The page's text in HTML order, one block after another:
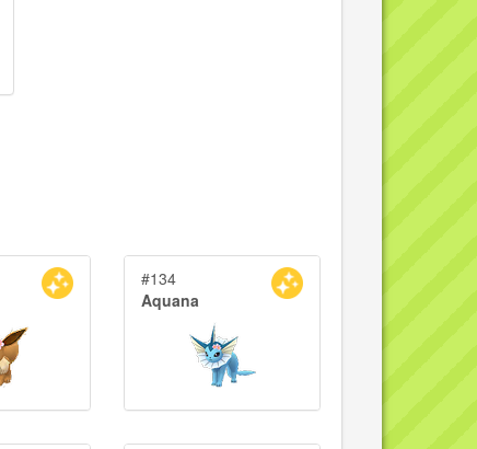
#134
Aquana